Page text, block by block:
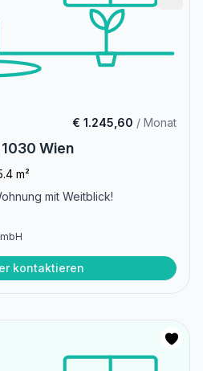
€ 1.245,60 / Monat
Wien
m²
mit Weitblick!
kontaktieren